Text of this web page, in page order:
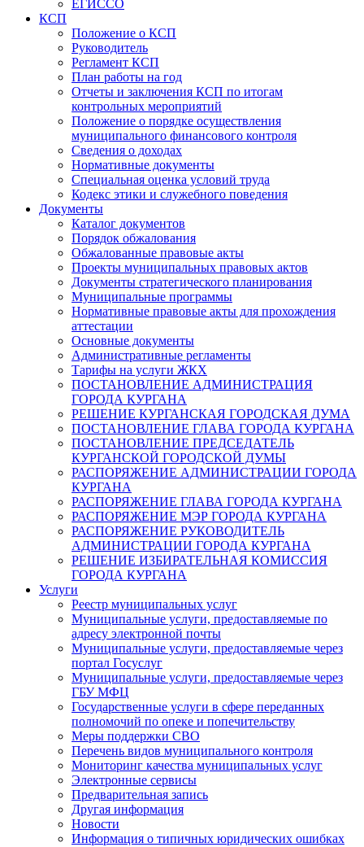
ЕГИССО
КСП
Положение о КСП
Руководитель
Регламент КСП
План работы на год
Отчеты и заключения КСП по итогам
контрольных мероприятий
Положение о порядке осуществления
муниципального финансового контроля
Сведения о доходах
Нормативные документы
Специальная оценка условий труда
Кодекс этики и служебного поведения
Документы
Каталог документов
Порядок обжалования
Обжалованные правовые акты
Проекты муниципальных правовых актов
Документы стратегического планирования
Муниципальные программы
Нормативные правовые акты для прохождения
аттестации
Основные документы
Административные регламенты
Тарифы на услуги ЖКХ
ПОСТАНОВЛЕНИЕ АДМИНИСТРАЦИЯ
ГОРОДА КУРГАНА
РЕШЕНИЕ КУРГАНСКАЯ ГОРОДСКАЯ ДУМА
ПОСТАНОВЛЕНИЕ ГЛАВА ГОРОДА КУРГАНА
ПОСТАНОВЛЕНИЕ ПРЕДСЕДАТЕЛЬ
КУРГАНСКОЙ ГОРОДСКОЙ ДУМЫ
РАСПОРЯЖЕНИЕ АДМИНИСТРАЦИИ ГОРОДА
КУРГАНА
РАСПОРЯЖЕНИЕ ГЛАВА ГОРОДА КУРГАНА
РАСПОРЯЖЕНИЕ МЭР ГОРОДА КУРГАНА
РАСПОРЯЖЕНИЕ РУКОВОДИТЕЛЬ
АДМИНИСТРАЦИИ ГОРОДА КУРГАНА
РЕШЕНИЕ ИЗБИРАТЕЛЬНАЯ КОМИССИЯ
ГОРОДА КУРГАНА
Услуги
Реестр муниципальных услуг
Муниципальные услуги, предоставляемые по
адресу электронной почты
Муниципальные услуги, предоставляемые через
портал Госуслуг
Муниципальные услуги, предоставляемые через
ГБУ МФЦ
Государственные услуги в сфере переданных
полномочий по опеке и попечительству
Меры поддержки СВО
Перечень видов муниципального контроля
Мониторинг качества муниципальных услуг
Электронные сервисы
Предварительная запись
Другая информация
Новости
Информация о типичных юридических ошибках